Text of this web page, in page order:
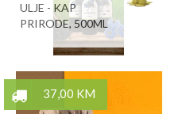
ULJE - KAP
PRIRODE, 500ML
37,00 KM